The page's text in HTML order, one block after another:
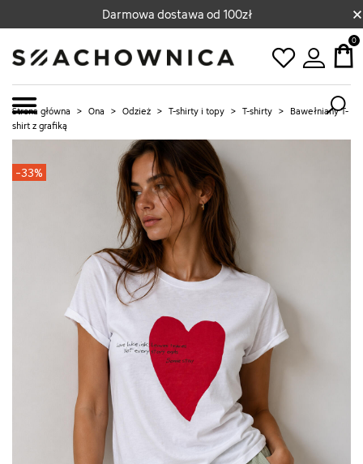
Darmowa dostawa od 100zł ×
0
Strona główna > Ona > Odzież > T-shirty i topy > T-shirty > Bawełniany T-
shirt z grafiką
-33%